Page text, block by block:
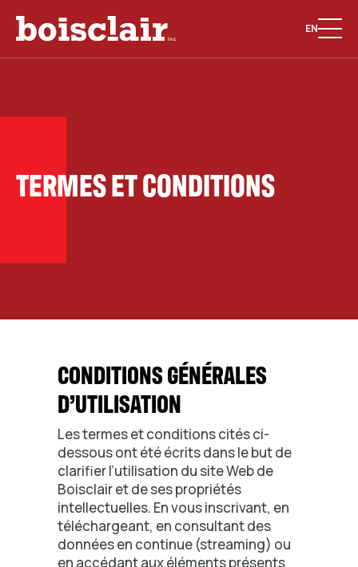
EN
TERMES ET CONDITIONS
CONDITIONS GÉNÉRALES
D’UTILISATION
Les termes et conditions cités ci-
dessous ont été écrits dans le but de
clarifier l’utilisation du site Web de
Boisclair et de ses propriétés
intellectuelles. En vous inscrivant, en
téléchargeant, en consultant des
données en continue (streaming) ou
en accédant aux éléments présents